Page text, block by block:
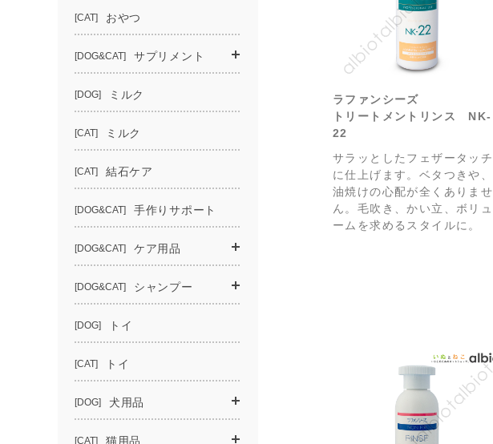
ラファンシーズ
トリートメントリンス NK-
22
サラッとしたフェザータッチ
に仕上げます。ベタつきや、
油焼けの心配が全くありませ
ん。毛吹き、かい立、ボリュ
ームを求めるスタイルに。